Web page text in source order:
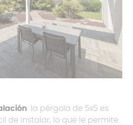
: la pérgola de 5x5 es
de instalar, lo que le permite